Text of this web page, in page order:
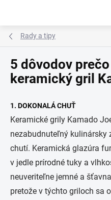
Rady a tipy
5 dôvodov
keramický gril
1. DOKONALÁ CHUŤ
Keramické grily Kamado
nezabudnuteľný kulinársky
chutí. Keramická glazúra
v jedle prírodné tuky a
neuveriteľne jemné a
pretože v týchto griloch sa